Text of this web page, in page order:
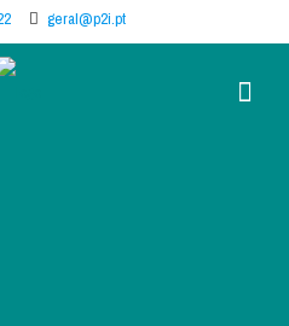
geral@p2i.pt